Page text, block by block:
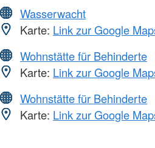
Wasserwacht
Karte: Link zur Google
Wohnstätte für Behinderte
Karte: Link zur Google
Wohnstätte für Behinderte
Karte: Link zur Google